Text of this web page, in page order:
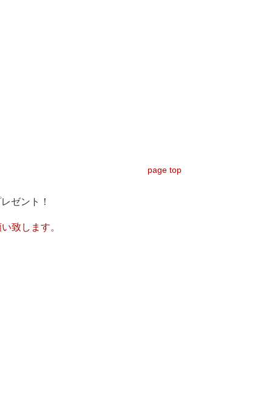
page top
ゼント！
致します。